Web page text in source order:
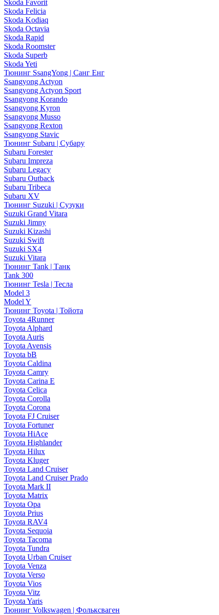
Skoda Favorit
Skoda Felicia
Skoda Kodiaq
Skoda Octavia
Skoda Rapid
Skoda Roomster
Skoda Superb
Skoda Yeti
Тюнинг SsangYong | Санг Енг
Ssangyong Actyon
Ssangyong Actyon Sport
Ssangyong Korando
Ssangyong Kyron
Ssangyong Musso
Ssangyong Rexton
Ssangyong Stavic
Тюнинг Subaru | Субару
Subaru Forester
Subaru Impreza
Subaru Legacy
Subaru Outback
Subaru Tribeca
Subaru XV
Тюнинг Suzuki | Сузуки
Suzuki Grand Vitara
Suzuki Jimny
Suzuki Kizashi
Suzuki Swift
Suzuki SX4
Suzuki Vitara
Тюнинг Tank | Танк
Tank 300
Тюнинг Tesla | Тесла
Model 3
Model Y
Тюнинг Toyota | Тойота
Toyota 4Runner
Toyota Alphard
Toyota Auris
Toyota Avensis
Toyota bB
Toyota Caldina
Toyota Camry
Toyota Carina E
Toyota Celica
Toyota Corolla
Toyota Corona
Toyota FJ Cruiser
Toyota Fortuner
Toyota HiAce
Toyota Highlander
Toyota Hilux
Toyota Kluger
Toyota Land Cruiser
Toyota Land Cruiser Prado
Toyota Mark II
Toyota Matrix
Toyota Opa
Toyota Prius
Toyota RAV4
Toyota Sequoia
Toyota Tacoma
Toyota Tundra
Toyota Urban Cruiser
Toyota Venza
Toyota Verso
Toyota Vios
Toyota Vitz
Toyota Yaris
Тюнинг Volkswagen | Фольксваген